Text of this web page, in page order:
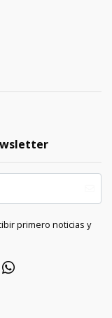
primero noticias y